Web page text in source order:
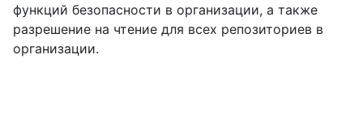
функций безопасности в организации, а также
разрешение на чтение для всех репозиториев в
организации.